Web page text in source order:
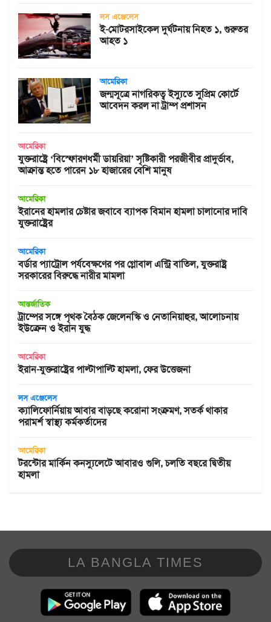
লস এঞ্জেলেস
ই-মোটরসাইকেল দুর্ঘটনায় নিহত ১, গুরুতর
আহত ১
আমেরিকা
জন্মসূত্রে নাগরিকত্ব ইস্যুতে সুপ্রিম কোর্টে
আবেদন করল না ট্রাম্প প্রশাসন
আমেরিকা
যুক্তরাষ্ট্রে ‘বিস্ফোরণধর্মী ডায়রিয়া’ সৃষ্টিকারী পরজীবীর প্রাদুর্ভাব,
আক্রান্ত হতে পারেন ১৮ হাজারের বেশি মানুষ
আমেরিকা
ইরানের হামলার চেষ্টার জবাবে ব্যাপক বিমান হামলা চালানোর দাবি
যুক্তরাষ্ট্রের
আমেরিকা
বর্ডার প্যাট্রোল পর্যবেক্ষণের পর গ্লোবাল এন্ট্রি বাতিল, যুক্তরাষ্ট্র
সরকারের বিরুদ্ধে নারীর মামলা
আন্তর্জাতিক
ট্রাম্পের সঙ্গে পৃথক বৈঠক জেলেনস্কি ও নেতানিয়াহুর, আলোচনায়
ইউক্রেন ও ইরান যুদ্ধ
আমেরিকা
ইরান-যুক্তরাষ্ট্রের পাল্টাপাল্টি হামলা, ফের উত্তেজনা
লস এঞ্জেলেস
ক্যালিফোর্নিয়ায় আবার বাড়ছে করোনা সংক্রমণ, সতর্ক থাকার
পরামর্শ স্বাস্থ্য কর্মকর্তাদের
আমেরিকা
টরন্টোর মার্কিন কনস্যুলেটে আবারও গুলি, চলতি বছরে দ্বিতীয়
হামলা
LA BANGLA TIMES